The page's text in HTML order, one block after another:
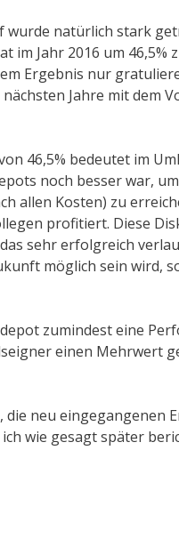
wurde natürlich stark
im Jahr 2016 um 46,5%
Ergebnis nur
Jahre mit dem
46,5% bedeutet im
noch besser war,
allen Kosten) zu
profitiert. Diese
sehr erfolgreich
möglich sein wird,
zumindest eine
einen Mehrwert
neu eingegangenen
wie gesagt später